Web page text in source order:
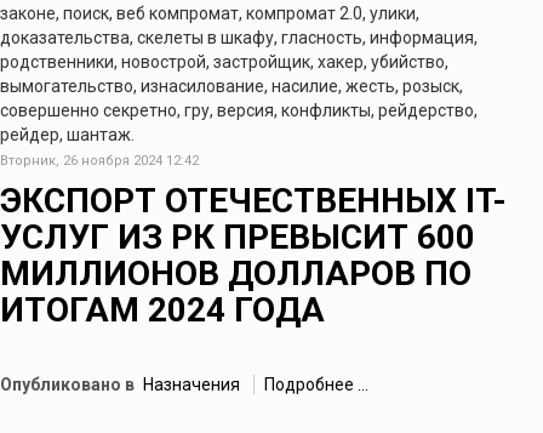
законе, поиск, веб компромат, компромат 2.0, улики,
доказательства, скелеты в шкафу, гласность, информация,
родственники, новострой, застройщик, хакер, убийство,
вымогательство, изнасилование, насилие, жесть, розыск,
совершенно секретно, гру, версия, конфликты, рейдерство,
рейдер, шантаж.
Вторник, 26 ноября 2024 12:42
ЭКСПОРТ ОТЕЧЕСТВЕННЫХ IT-
УСЛУГ ИЗ РК ПРЕВЫСИТ 600
МИЛЛИОНОВ ДОЛЛАРОВ ПО
ИТОГАМ 2024 ГОДА
Опубликовано в Назначения Подробнее ...